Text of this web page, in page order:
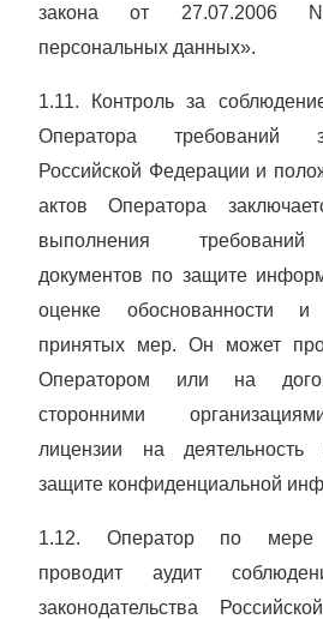
закона от 27.07.2006
персональных данных».
1.11. Контроль за
Оператора требований
Российской Федерации и
актов Оператора
выполнения
документов по защите
оценке обоснованности и
принятых мер. Он может
Оператором или на
сторонними
лицензии на деятельность
защите конфиденциальной
1.12. Оператор по мере
проводит аудит
законодательства